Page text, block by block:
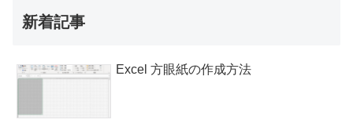
新着記事
Excel 方眼紙の作成方法